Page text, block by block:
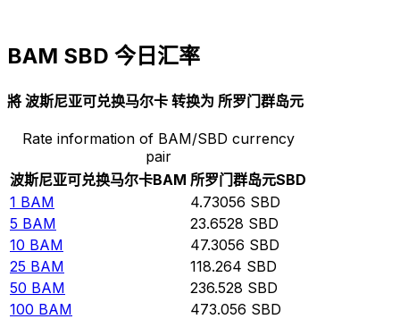
BAM SBD 今日汇率
將 波斯尼亚可兑换马尔卡 转换为 所罗门群岛元
Rate information of BAM/SBD currency
pair
波斯尼亚可兑换马尔卡BAM 所罗门群岛元SBD
1 BAM 4.73056 SBD
5 BAM 23.6528 SBD
10 BAM 47.3056 SBD
25 BAM 118.264 SBD
50 BAM 236.528 SBD
100 BAM 473.056 SBD